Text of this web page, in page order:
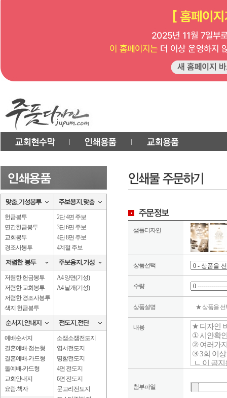
헌금봉투
연간헌금봉투
교회봉투
경조사봉투
저렴한 헌금봉투
저렴한 교회봉투
저렴한 경조사봉투
색지 헌금봉투
예배순서지
결혼예배-접는형
결혼예배-카드형
돌예배-카드형
교회안내지
요람.책자
2단 4면 주보
3단 6면 주보
4단 8면 주보
4계절 주보
A4 양면(기성)
A4 날개(기성)
소잼소잼전도지
엽서전도지
명함전도지
4면 전도지
6면 전도지
문고리전도지
샘플디자인
상품선택
수량
상품설명 ★ 상품을 선
내용
첨부파일